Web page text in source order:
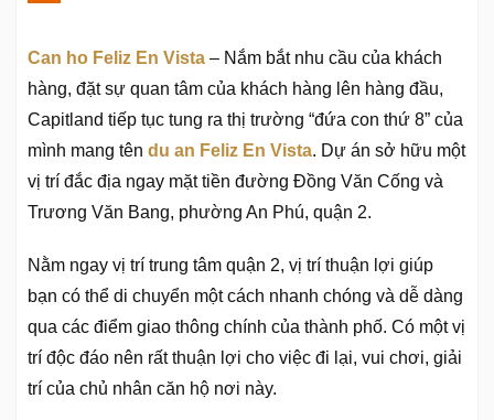
Can ho Feliz En Vista – Nắm bắt nhu cầu của khách
hàng, đặt sự quan tâm của khách hàng lên hàng đầu,
Capitland tiếp tục tung ra thị trường “đứa con thứ 8” của
mình mang tên du an Feliz En Vista. Dự án sở hữu một
vị trí đắc địa ngay mặt tiền đường Đồng Văn Cống và
Trương Văn Bang, phường An Phú, quận 2.
Nằm ngay vị trí trung tâm quận 2, vị trí thuận lợi giúp
bạn có thể di chuyển một cách nhanh chóng và dễ dàng
qua các điểm giao thông chính của thành phố. Có một vị
trí độc đáo nên rất thuận lợi cho việc đi lại, vui chơi, giải
trí của chủ nhân căn hộ nơi này.